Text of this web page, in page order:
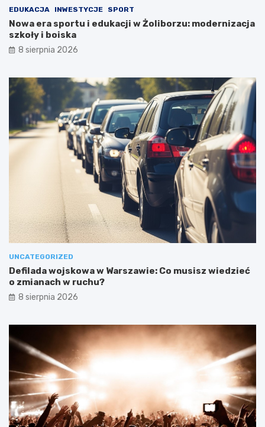
EDUKACJA INWESTYCJE SPORT
Nowa era sportu i edukacji w Żoliborzu: modernizacja
szkoły i boiska
8 sierpnia 2026
UNCATEGORIZED
Defilada wojskowa w Warszawie: Co musisz wiedzieć
o zmianach w ruchu?
8 sierpnia 2026